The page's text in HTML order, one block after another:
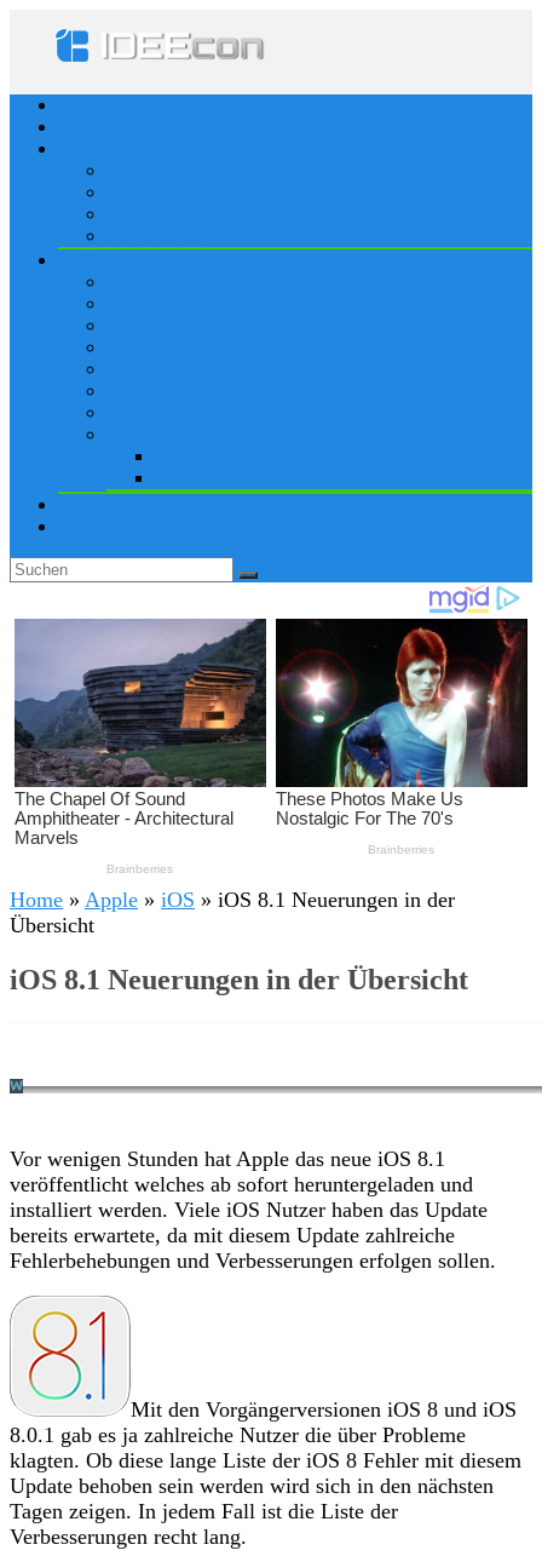
Home » Apple » iOS » iOS 8.1 Neuerungen in der
Übersicht
iOS 8.1 Neuerungen in der Übersicht
Vor wenigen Stunden hat Apple das neue iOS 8.1
veröffentlicht welches ab sofort heruntergeladen und
installiert werden. Viele iOS Nutzer haben das Update
bereits erwartete, da mit diesem Update zahlreiche
Fehlerbehebungen und Verbesserungen erfolgen sollen.
Mit den Vorgängerversionen iOS 8 und iOS
8.0.1 gab es ja zahlreiche Nutzer die über Probleme
klagten. Ob diese lange Liste der iOS 8 Fehler mit diesem
Update behoben sein werden wird sich in den nächsten
Tagen zeigen. In jedem Fall ist die Liste der
Verbesserungen recht lang.